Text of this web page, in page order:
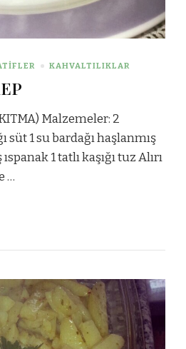
KAHVALTILIKLAR
Malzemeler: 2
süt 1 su bardağı haşlanmış
1 tatlı kaşığı tuz Alırı
…